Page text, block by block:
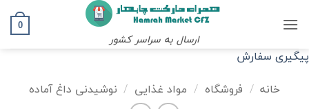
ارسال به سراسر کشور
0
پیگیری سفارش
خانه / فروشگاه / مواد غذایی / نوشیدنی داغ آماده